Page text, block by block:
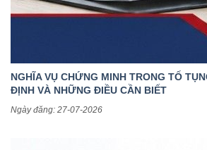
NGHĨA VỤ CHỨNG MINH TRONG TỐ
ĐỊNH VÀ NHỮNG ĐIỀU CẦN BIẾT
Ngày đăng: 27-07-2026